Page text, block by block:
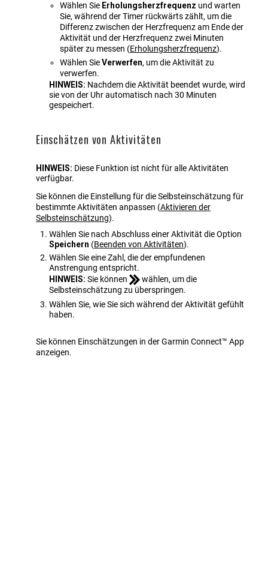
Wählen Sie Erholungsherz​frequenz und warten
Sie, während der Timer rückwärts zählt, um die
Differenz zwischen der Herzfrequenz am Ende der
Aktivität und der Herzfrequenz zwei Minuten
später zu messen (Erholungsherzfrequenz).
Wählen SieVerwerfen, um die Aktivität zu
verwerfen.
HINWEIS: Nachdem die Aktivität beendet wurde, wird
sie von der Uhr automatisch nach 30 Minuten
gespeichert.
Einschätzen von Aktivitäten
HINWEIS: Diese Funktion ist nicht für alle Aktivitäten
verfügbar.
Sie können die Einstellung für die Selbsteinschätzung für
bestimmte Aktivitäten anpassen (Aktivieren der
Selbsteinschätzung).
Wählen Sie nach Abschluss einer Aktivität die Option
Speichern (Beenden von Aktivitäten).
Wählen Sie eine Zahl, die der empfundenen
Anstrengung entspricht.
HINWEIS: Sie können
wählen, um die
Selbsteinschätzung zu überspringen.
Wählen Sie, wie Sie sich während der Aktivität gefühlt
haben.
Sie können Einschätzungen in derGarmin Connect™ App
anzeigen.